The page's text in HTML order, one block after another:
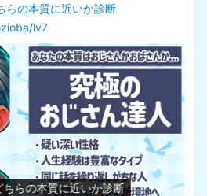
らの本質に近いか診断
lv7
らの本質に近いか診断